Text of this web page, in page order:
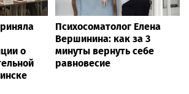
о
Психосоматолог Елена
Вершинина: как за 3
минуты вернуть себе
равновесие